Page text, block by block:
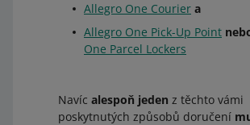
Allegro One Courier a
Allegro One Pick-Up Point
One Parcel Lockers
Navíc alespoň jeden z těchto vámi
poskytnutých způsobů doručení